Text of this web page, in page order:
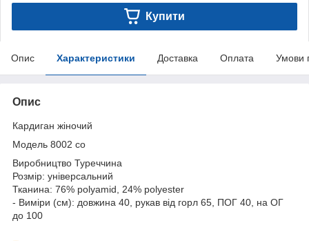
Купити
Опис Характеристики Доставка Оплата Умови
Опис
Кардиган жіночий
Модель 8002 со
Виробництво Туреччина
Розмір: універсальний
Тканина: 76% polyamid, 24% polyester
- Виміри (см): довжина 40, рукав від горл 65, ПОГ 40, на ОГ
до 100